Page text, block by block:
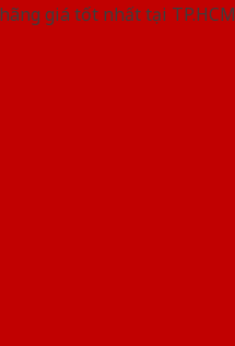
giá tốt nhất tại TP.HCM